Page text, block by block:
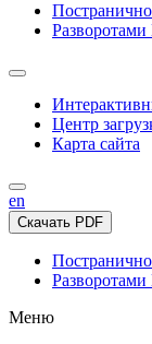
Постранично
Разворотами
Центр
Карта сайта
en
Скачать PDF
Постранично
Разворотами
Меню